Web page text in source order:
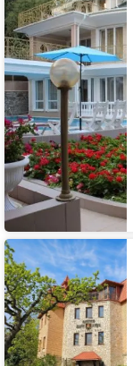
отель
Перелетные
птицы
Гостевой
дом
Алупка
Парк
Хаус